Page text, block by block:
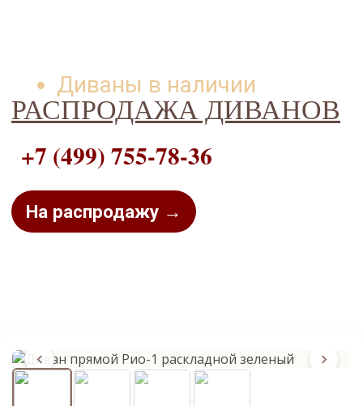
РАСПРОДАЖА ДИВАНОВ
На распродажу →
+7 (499) 755-78-36